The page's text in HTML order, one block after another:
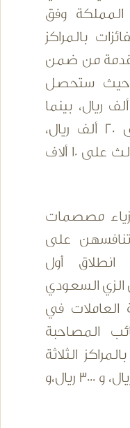
وفق
بالمراكز
مقدمة من ضمن
،حيث ستحصل
الفائزة الأولى على مبلغ 30 ألف ريال، بينما
ستحصل الفائزة الثانية على 20 ألف ريال،
وستحصل الفائزة بالمركز الثالث على 10 ألاف
مصصمات
على
انطلاق أول
السعودي
العاملات في
المصاحبة
الثلاثة
الأوئل على جوائز قيمتها 5000 ريال، و 3000 ريال،و